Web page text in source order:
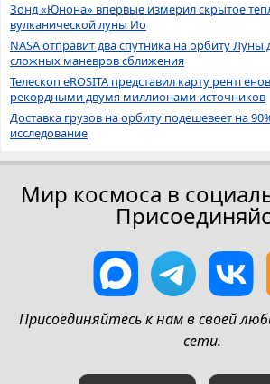
Зонд «Юнона» впервые измерил скрытое
вулканической луны Ио
NASA отправит два спутника на орбиту Луны
сложных маневров сближения
Телескоп eROSITA представил карту
рекордными двумя миллионами источников
Доставка грузов на орбиту подешевеет на
исследование
Мир космоса в
Присоединяйтесь к нам в своей
сети.